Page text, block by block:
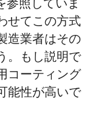
参照していま
せてこの方式
造業者はその
。もし説明で
コーティング
能性が高いで